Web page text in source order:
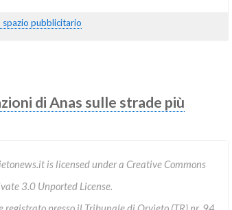
pubblicitario
di Anas sulle strade più
is licensed under a Creative Commons
3.0 Unported License.